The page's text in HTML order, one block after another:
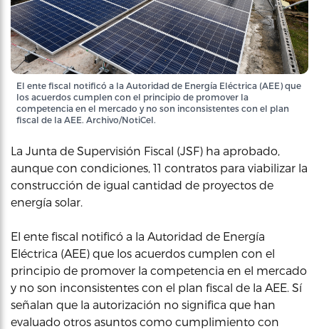
El ente fiscal notificó a la Autoridad de Energía Eléctrica (AEE) que
los acuerdos cumplen con el principio de promover la
competencia en el mercado y no son inconsistentes con el plan
fiscal de la AEE. Archivo/NotiCel.
La Junta de Supervisión Fiscal (JSF) ha aprobado,
aunque con condiciones, 11 contratos para viabilizar la
construcción de igual cantidad de proyectos de
energía solar.
El ente fiscal notificó a la Autoridad de Energía
Eléctrica (AEE) que los acuerdos cumplen con el
principio de promover la competencia en el mercado
y no son inconsistentes con el plan fiscal de la AEE. Sí
señalan que la autorización no significa que han
evaluado otros asuntos como cumplimiento con